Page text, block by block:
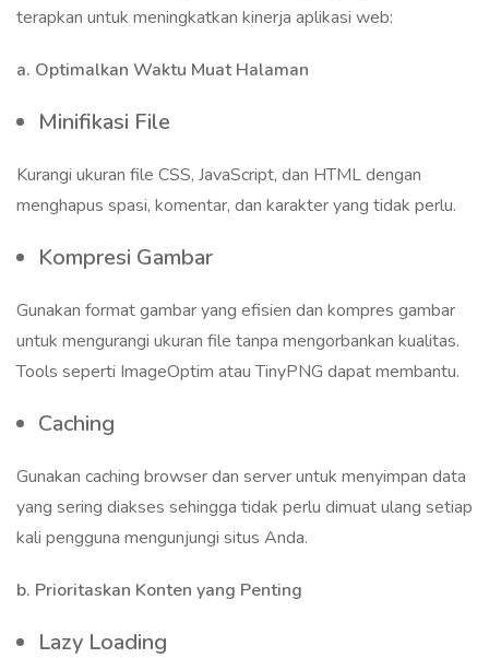
terapkan untuk meningkatkan kinerja aplikasi web:
a. Optimalkan Waktu Muat Halaman
Minifikasi File
Kurangi ukuran file CSS, JavaScript, dan HTML dengan
menghapus spasi, komentar, dan karakter yang tidak perlu.
Kompresi Gambar
Gunakan format gambar yang efisien dan kompres gambar
untuk mengurangi ukuran file tanpa mengorbankan kualitas.
Tools seperti ImageOptim atau TinyPNG dapat membantu.
Caching
Gunakan caching browser dan server untuk menyimpan data
yang sering diakses sehingga tidak perlu dimuat ulang setiap
kali pengguna mengunjungi situs Anda.
b. Prioritaskan Konten yang Penting
Lazy Loading